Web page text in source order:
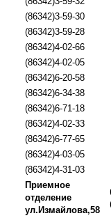
(86342)3-59-30
(86342)3-59-28
(86342)4-02-66
(86342)4-02-05
(86342)6-20-58
(86342)6-34-38
(86342)6-71-18
(86342)4-02-33
(86342)6-77-65
(86342)4-03-05
(86342)4-31-03
Приемное
отделение
ул.Измайлова,58